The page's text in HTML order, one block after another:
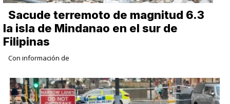
Sacude terremoto de magnitud 6.3
la isla de Mindanao en el sur de
Filipinas
Con información de